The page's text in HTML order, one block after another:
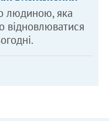
людиною, яка
відновлюватися